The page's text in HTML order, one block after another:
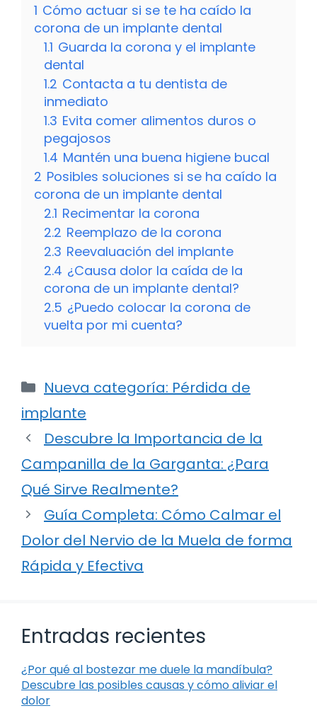
1 Cómo actuar si se te ha caído la
corona de un implante dental
1.1 Guarda la corona y el implante
dental
1.2 Contacta a tu dentista de
inmediato
1.3 Evita comer alimentos duros o
pegajosos
1.4 Mantén una buena higiene bucal
2 Posibles soluciones si se ha caído la
corona de un implante dental
2.1 Recimentar la corona
2.2 Reemplazo de la corona
2.3 Reevaluación del implante
2.4 ¿Causa dolor la caída de la
corona de un implante dental?
2.5 ¿Puedo colocar la corona de
vuelta por mi cuenta?
Categorías
Nueva categoría: Pérdida de
implante
Descubre la Importancia de la
Campanilla de la Garganta: ¿Para
Qué Sirve Realmente?
Guía Completa: Cómo Calmar el
Dolor del Nervio de la Muela de forma
Rápida y Efectiva
Entradas recientes
¿Por qué al bostezar me duele la mandíbula?
Descubre las posibles causas y cómo aliviar el
dolor